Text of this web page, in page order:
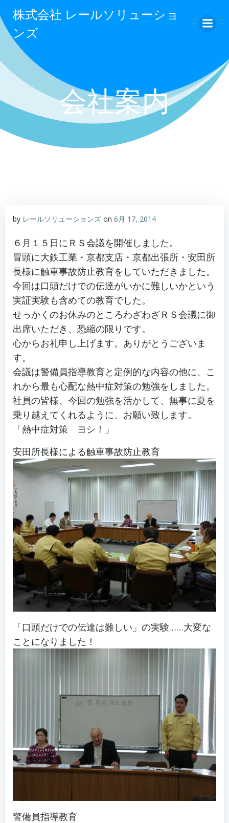
ン
キ
ッ
プ
株式会社 レールソリューショ
ンズ
会社案内
by レールソリューションズ on 6月 17, 2014
６月１５日にＲＳ会議を開催しました。
冒頭に大鉄工業・京都支店・京都出張所・安田所
長様に触車事故防止教育をしていただきました。
今回は口頭だけでの伝達がいかに難しいかという
実証実験も含めての教育でした。
せっかくのお休みのところわざわざＲＳ会議に御
出席いただき、恐縮の限りです。
心からお礼申し上げます。ありがとうございま
す。
会議は警備員指導教育と定例的な内容の他に、こ
れから最も心配な熱中症対策の勉強をしました。
社員の皆様、今回の勉強を活かして、無事に夏を
乗り越えてくれるように、お願い致します。
「熱中症対策 ヨシ！」
安田所長様による触車事故防止教育
「口頭だけでの伝達は難しい」の実験……大変な
ことになりました！
警備員指導教育